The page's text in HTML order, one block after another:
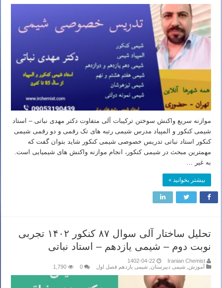
موازنه سریع واکنش سوختن ترکیبات آلی متفاوت دکتر مهدی نباتی – استاد
شیمی کنکور و المپیاد مدرس شیمی رتبه های تک رقمی و دو رقمی شیمی
کنکور استاد نباتی تدریس خصوصی شیمی کنکور شاید بتوان گفت که
مهمترین مبحث در شیمی کنکور، انجام موازنه واکنش های شیمیایی است.
به غیر …
بیشتر بخوانید »
تحلیل ساختار آلی سوال ۸۷ کنکور ۱۴۰۲ تجربی
نوبت دوم – شیمی یازدهم – استاد نباتی
Iranian Chemist
1402-04-22
آموزش شیمی دبیرستان شیمی یازدهم فصل اول 0
1,790